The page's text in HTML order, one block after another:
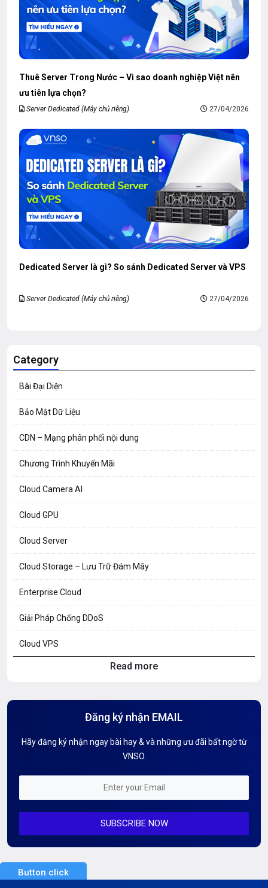
Thuê Server Trong Nước – Vì sao doanh nghiệp Việt nên
ưu tiên lựa chọn?
Server Dedicated (Máy chủ riêng) 27/04/2026
Dedicated Server là gì? So sánh Dedicated Server và VPS
Server Dedicated (Máy chủ riêng) 27/04/2026
Category
Bài Đại Diện
Bảo Mật Dữ Liệu
CDN – Mạng phân phối nội dung
Chương Trình Khuyến Mãi
Cloud Camera AI
Cloud GPU
Cloud Server
Cloud Storage – Lưu Trữ Đám Mây
Enterprise Cloud
Giải Pháp Chống DDoS
Cloud VPS
Hướng dẫn Tên miền
Kiến thức AI
Mỗi tuần 01 Server
Server Dedicated (Máy chủ riêng)
Server GPU
Read more
Đăng ký nhận EMAIL
Hãy đăng ký nhận ngay bài hay & và những ưu đãi bất ngờ từ
VNSO.
SUBSCRIBE NOW
Button click